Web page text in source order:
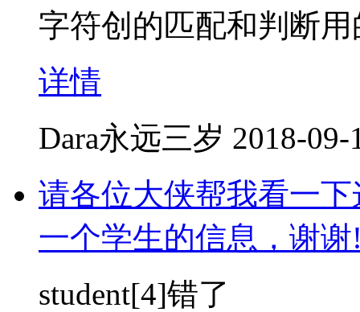
字符创的匹配和判断
详情
Dara永远三岁 2018-09-
请各位大侠帮我看一
一个学生的信息，谢谢
student[4]错了